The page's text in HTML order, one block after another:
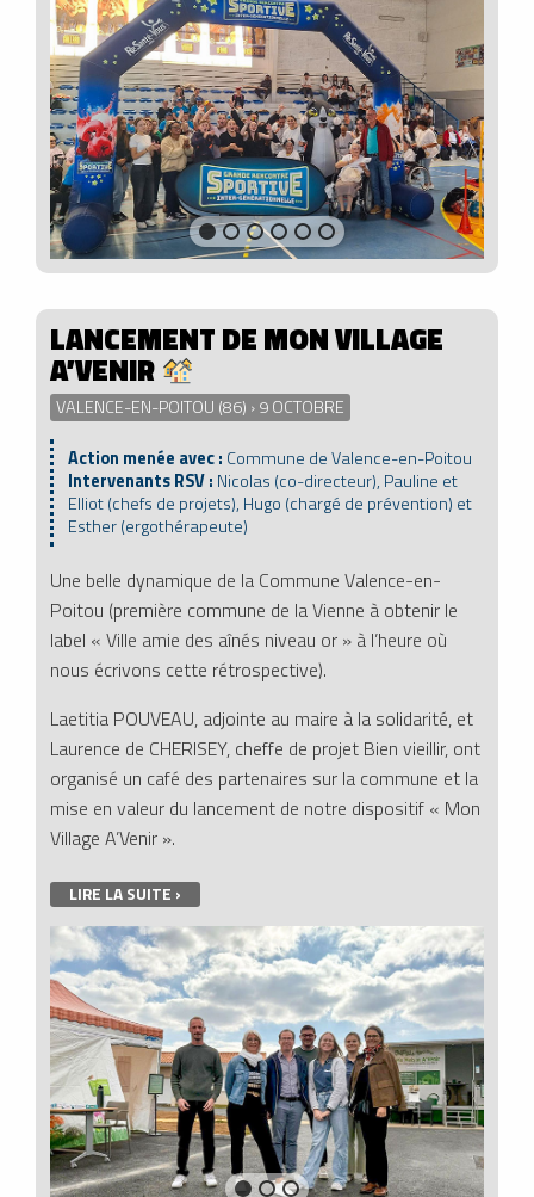
LANCEMENT DE MON VILLAGE
A’VENIR
VALENCE-EN-POITOU (86) › 9 OCTOBRE
Action menée avec : Commune de Valence-en-Poitou
Intervenants RSV : Nicolas (co-directeur), Pauline et
Elliot (chefs de projets), Hugo (chargé de prévention) et
Esther (ergothérapeute)
Une belle dynamique de la Commune Valence-en-
Poitou (première commune de la Vienne à obtenir le
label « Ville amie des aînés niveau or » à l’heure où
nous écrivons cette rétrospective).
Laetitia POUVEAU, adjointe au maire à la solidarité, et
Laurence de CHERISEY, cheffe de projet Bien vieillir, ont
organisé un café des partenaires sur la commune et la
mise en valeur du lancement de notre dispositif « Mon
Village A’Venir ».
LIRE LA SUITE ›